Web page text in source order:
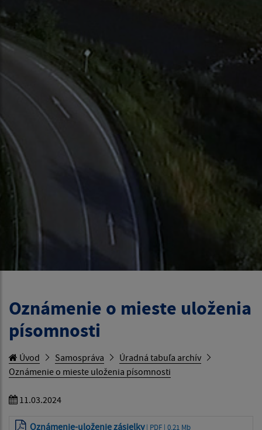
Oznámenie o mieste uloženia
písomnosti
Úvod Samospráva
Úradná tabuľa archív
Oznámenie o mieste uloženia písomnosti
11.03.2024
Oznámenie-uloženie zásielky| PDF | 0.21 Mb